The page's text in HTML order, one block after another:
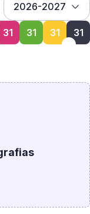
31 31 31
31